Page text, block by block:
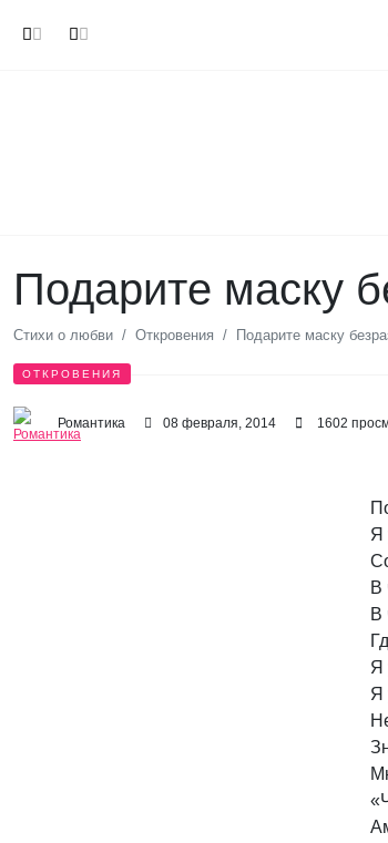
Подарите маску
Стихи о любви Откровения Подарите маску
ОТКРОВЕНИЯ
Романтика 08 февраля, 2014 1602
Я
В
В
Я
Я